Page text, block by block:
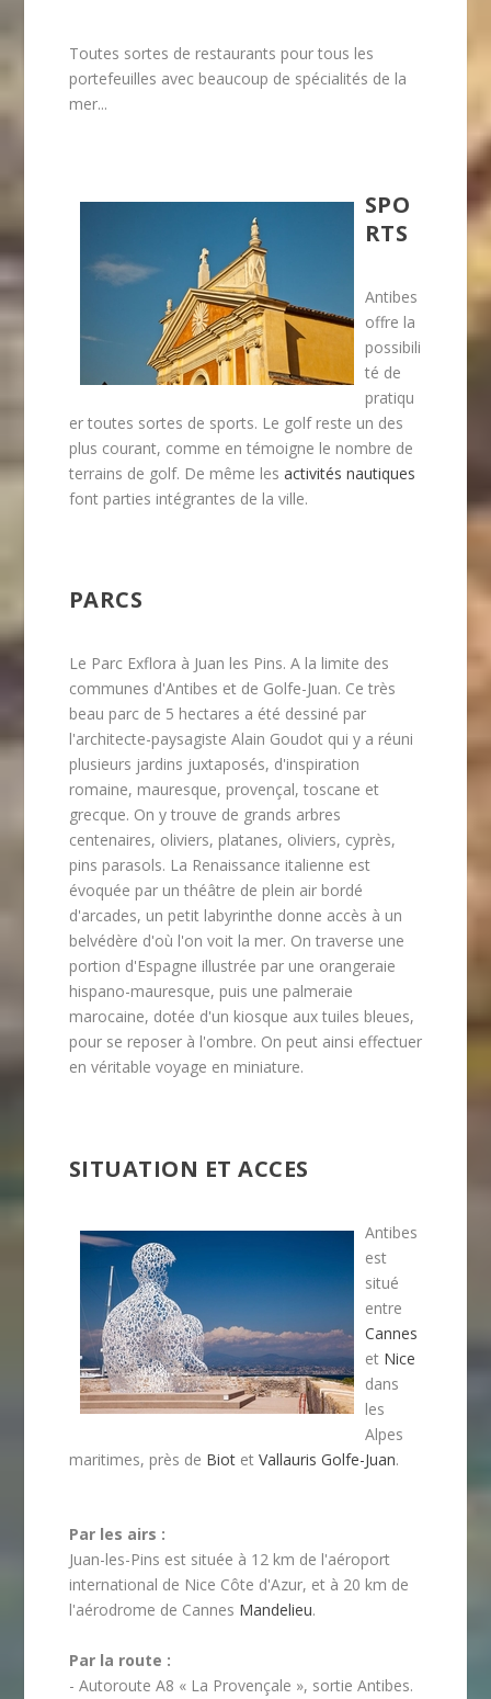
Toutes sortes de restaurants pour tous les
portefeuilles avec beaucoup de spécialités de la
mer...
SPO
RTS
Antibes
offre la
possibili
té de
pratiqu
er toutes sortes de sports. Le golf reste un des
plus courant, comme en témoigne le nombre de
terrains de golf. De même les activités nautiques
font parties intégrantes de la ville.
PARCS
Le Parc Exflora à Juan les Pins. A la limite des
communes d'Antibes et de Golfe-Juan. Ce très
beau parc de 5 hectares a été dessiné par
l'architecte-paysagiste Alain Goudot qui y a réuni
plusieurs jardins juxtaposés, d'inspiration
romaine, mauresque, provençal, toscane et
grecque. On y trouve de grands arbres
centenaires, oliviers, platanes, oliviers, cyprès,
pins parasols. La Renaissance italienne est
évoquée par un théâtre de plein air bordé
d'arcades, un petit labyrinthe donne accès à un
belvédère d'où l'on voit la mer. On traverse une
portion d'Espagne illustrée par une orangeraie
hispano-mauresque, puis une palmeraie
marocaine, dotée d'un kiosque aux tuiles bleues,
pour se reposer à l'ombre. On peut ainsi effectuer
en véritable voyage en miniature.
SITUATION ET ACCES
Antibes
est
situé
entre
Cannes
et Nice
dans
les
Alpes
maritimes, près de Biotet Vallauris Golfe-Juan.
Par les airs :
Juan-les-Pins est située à 12 km de l'aéroport
international de Nice Côte d'Azur, et à 20 km de
l'aérodrome de Cannes Mandelieu.
Par la route :
- Autoroute A8 « La Provençale », sortie Antibes.